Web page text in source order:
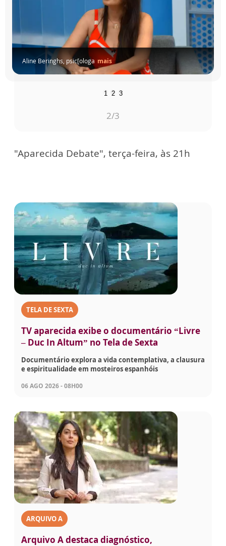
Aline Beringhs, psic[ologa mais
1 2 3
2/3
"Aparecida Debate", terça-feira, às 21h
TELA DE SEXTA
TV aparecida exibe o documentário “Livre
– Duc In Altum” no Tela de Sexta
Documentário explora a vida contemplativa, a clausura
e espiritualidade em mosteiros espanhóis
06 AGO 2026 - 08H00
ARQUIVO A
Arquivo A destaca diagnóstico,